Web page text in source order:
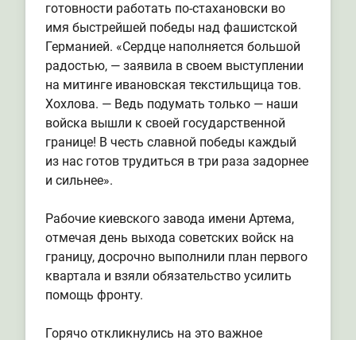
готовности работать по-стахановски во
имя быстрейшей победы над фашистской
Германией. «Сердце наполняется большой
радостью, — заявила в своем выступлении
на митинге ивановская текстильщица тов.
Хохлова. — Ведь подумать только — наши
войска вышли к своей государственной
границе! В честь славной победы каждый
из нас готов трудиться в три раза задорнее
и сильнее».
Рабочие киевского завода имени Артема,
отмечая день выхода советских войск на
границу, досрочно выполнили план первого
квартала и взяли обязательство усилить
помощь фронту.
Горячо откликнулись на это важное